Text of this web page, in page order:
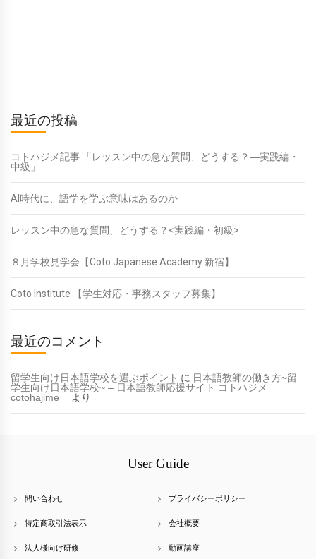
最近の投稿
コトハジメ記事 「レッスン中の急な質問、どうする？―実践編・
中級」
AI時代に、語学を学ぶ意味はあるのか
レッスン中の急な質問、どうする？<実践編・初級>
８月学校見学会【Coto Japanese Academy 新宿】
Coto Institute 【学生対応・事務スタッフ募集】
最近のコメント
留学生向け日本語学校を選ぶポイント に 日本語教師の働き方~留
学生向け日本語学校~ – 日本語教師応援サイト コトハジメ
cotohajime
より
User Guide
問い合わせ プライバシーポリシー
特定商取引法表示 会社概要
法人様向け研修 動画講座